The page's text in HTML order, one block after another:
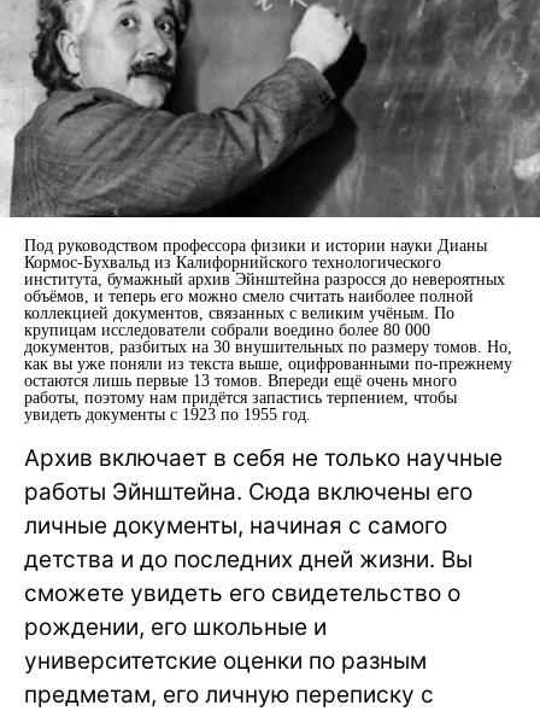
Под руководством профессора физики и истории науки Дианы
Кормос-Бухвальд из Калифорнийского технологического
института, бумажный архив Эйнштейна разросся до невероятных
объёмов, и теперь его можно смело считать наиболее полной
коллекцией документов, связанных с великим учёным. По
крупицам исследователи собрали воедино более 80 000
документов, разбитых на 30 внушительных по размеру томов. Но,
как вы уже поняли из текста выше, оцифрованными по-прежнему
остаются лишь первые 13 томов. Впереди ещё очень много
работы, поэтому нам придётся запастись терпением, чтобы
увидеть документы с 1923 по 1955 год.
Архив включает в себя не только научные
работы Эйнштейна. Сюда включены его
личные документы, начиная с самого
детства и до последних дней жизни. Вы
сможете увидеть его свидетельство о
рождении, его школьные и
университетские оценки по разным
предметам, его личную переписку с